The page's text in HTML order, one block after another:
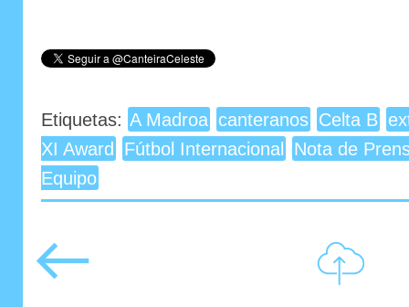
Etiquetas: A Madroa canteranos Celta B
XI Award Fútbol Internacional Nota de
Equipo